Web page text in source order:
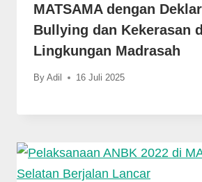
MATSAMA dengan
Bullying dan Kekerasan
Lingkungan Madrasah
By Adil 16 Juli 2025